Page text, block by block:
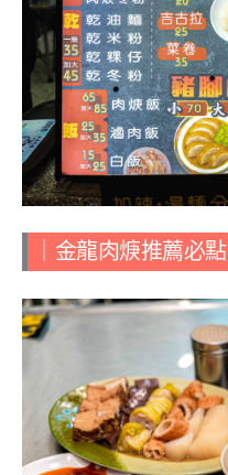
｜金龍肉焿推薦必點